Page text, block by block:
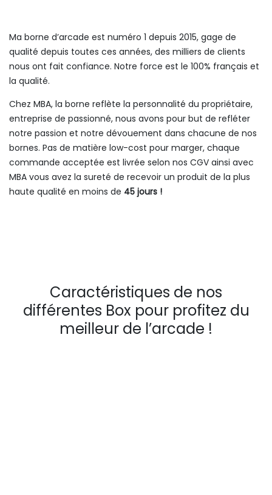
Ma borne d’arcade est numéro 1 depuis 2015, gage de
qualité depuis toutes ces années, des milliers de clients
nous ont fait confiance. Notre force est le 100% français et
la qualité.
Chez MBA, la borne reflète la personnalité du propriétaire,
entreprise de passionné, nous avons pour but de refléter
notre passion et notre dévouement dans chacune de nos
bornes. Pas de matière low-cost pour marger, chaque
commande acceptée est livrée selon nos CGV ainsi avec
MBA vous avez la sureté de recevoir un produit de la plus
haute qualité en moins de 45 jours !
Caractéristiques de nos
différentes Box pour profitez du
meilleur de l’arcade !